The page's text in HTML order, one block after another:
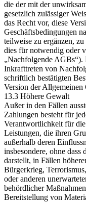
die der mit der
gesetzlich zulässiger
das Recht vor, diese
Geschäftsbedingungen
teilweise zu ergänzen,
dies für notwendig oder
„Nachfolgende AGBs“).
Inkrafttreten von
schriftlich bestätigten
Version der Allgemeinen
13.3 Höhere Gewalt
Außer in den Fällen
Zahlungen besteht für
Verantwortlichkeit für
Leistungen, die ihren
außerhalb deren
insbesondere, ohne dass
darstellt, in Fällen
Bürgerkrieg,
oder anderen
behördlicher
Bereitstellung von